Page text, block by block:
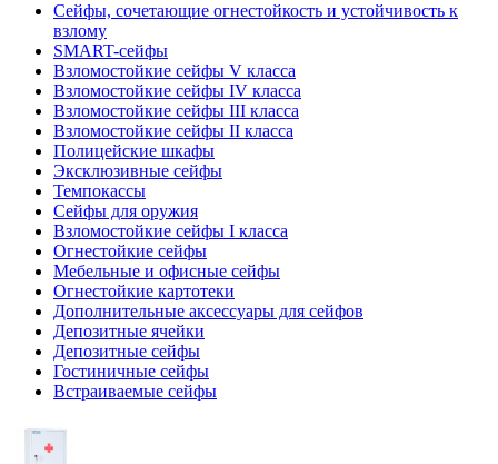
Сейфы, сочетающие огнестойкость и устойчивость к
взлому
SMART-сейфы
Взломостойкие сейфы V класса
Взломостойкие сейфы IV класса
Взломостойкие сейфы III класса
Взломостойкие сейфы II класса
Полицейские шкафы
Эксклюзивные сейфы
Темпокассы
Сейфы для оружия
Взломостойкие сейфы I класса
Огнестойкие сейфы
Мебельные и офисные сейфы
Огнестойкие картотеки
Дополнительные аксессуары для сейфов
Депозитные ячейки
Депозитные сейфы
Гостиничные сейфы
Встраиваемые сейфы